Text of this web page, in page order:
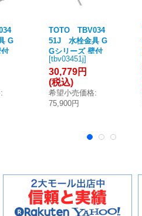
G
フ
)
:
TOTO TBV034
51J 水栓金具 G
Gシリーズ 壁付
サーモスタット
混合水栓 (コンフ
ォートウエーブ
クリック めっき)
スパウト0mm
[tbv03451j]
30,779円
(税込)
希望小売価格:
75,900円